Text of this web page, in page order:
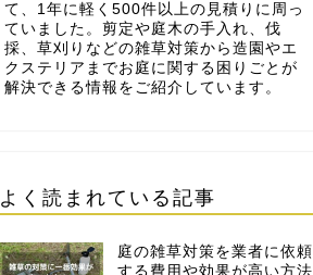
て、1年に軽く500件以上の見積りに周っ
ていました。剪定や庭木の手入れ、伐
採、草刈りなどの雑草対策から造園やエ
クステリアまでお庭に関する困りごとが
解決できる情報をご紹介しています。
よく読まれている記事
庭の雑草対策を業者に依頼
する費用や効果が高い方法